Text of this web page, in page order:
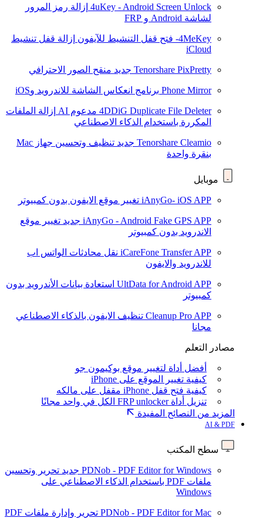
4uKey - Android Screen Unlock إزالة رمز المرور
لشاشة Android و FRP
4MeKey- فتح قفل التنشيط للآيفون
إزالة قفل تنشيط
iCloud
Tenorshare PixPretty جديد منقح الصور الاحترافي
Phone Mirror برنامج انعكاس الشاشة للاندرويد وiOS
4DDiG Duplicate File Deleter مدعوم AI
إزالة الملفات
المكررة باستخدام الذكاء الاصطناعي
Tenorshare Cleamio جديد
تنظيف وتحسين جهاز Mac
بنقرة واحدة
موبايل
iAnyGo- iOS APP تغيير موقع الايفون بدون كمبيوتر
iAnyGo - Android Fake GPS APP جديد تغيير موقع
الاندرويد بدون كمبيوتر
iCareFone Transfer APP نقل محادثات الواتس اب
للاندرويد والايفون
UltData for Android APP استعادة بيانات الأندرويد بدون
كمبيوتر
Cleanup Pro APP تنظيف الايفون بالذكاء الاصطناعي
مجانا
مصادر التعلم
أفضل أداة لتغيير موقع بوكيمون جو
كيفية تغيير الموقع على iPhone
كيفية فتح قفل iPhone مقفل على مالكه
تنزيل أداة FRP unlocker الكل في واحد مجانًا
المزيد من النصائح المفيدة
AI & PDF
سطح المكتب
PDNob - PDF Editor for Windows جديد تحرير وتحسين
ملفات PDF باستخدام الذكاء الاصطناعي على
Windows
PDNob - PDF Editor for Mac
تحرير وإدارة ملفات PDF